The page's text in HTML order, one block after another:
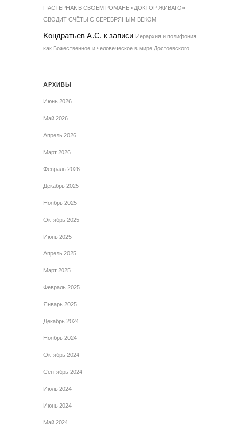
ПАСТЕРНАК В СВОЕМ РОМАНЕ «ДОКТОР ЖИВАГО»
СВОДИТ СЧЁТЫ С СЕРЕБРЯНЫМ ВЕКОМ
Кондратьев А.С. к записи Иерархия и полифония
как Божественное и человеческое в мире Достоевского
АРХИВЫ
Июнь 2026
Май 2026
Апрель 2026
Март 2026
Февраль 2026
Декабрь 2025
Ноябрь 2025
Октябрь 2025
Июнь 2025
Апрель 2025
Март 2025
Февраль 2025
Январь 2025
Декабрь 2024
Ноябрь 2024
Октябрь 2024
Сентябрь 2024
Июль 2024
Июнь 2024
Май 2024